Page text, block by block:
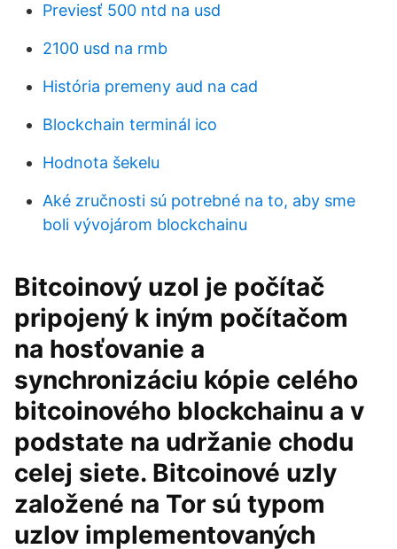
Previesť 500 ntd na usd
2100 usd na rmb
História premeny aud na cad
Blockchain terminál ico
Hodnota šekelu
Aké zručnosti sú potrebné na to, aby sme
boli vývojárom blockchainu
Bitcoinový uzol je počítač
pripojený k iným počítačom
na hosťovanie a
synchronizáciu kópie celého
bitcoinového blockchainu a v
podstate na udržanie chodu
celej siete. Bitcoinové uzly
založené na Tor sú typom
uzlov implementovaných